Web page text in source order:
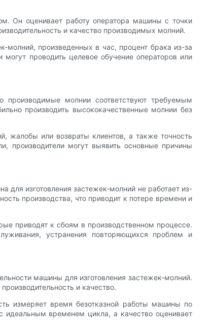
Он оценивает работу оператора машины с точки
и качество производимых молний.
молний, произведенных в час, процент брака из-за
проводить целевое обучение операторов или
производимые молнии соответствуют требуемым
производить высококачественные молнии без
жалобы или возвраты клиентов, а также точность
производители могут выявить основные причины
изготовления застежек-молний не работает из-
производства, что приводит к потере времени и
приводят к сбоям в производственном процессе.
устранения повторяющихся проблем и
машины для изготовления застежек-молний.
и качество.
измеряет время безотказной работы машины по
идеальным временем цикла, а качество оценивает